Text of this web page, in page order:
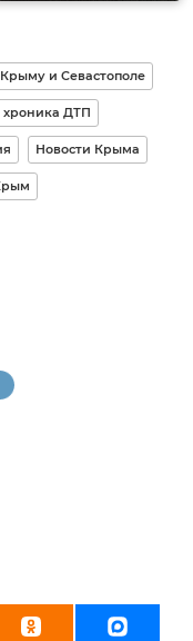
и Севастополе
ДТП
Новости Крыма